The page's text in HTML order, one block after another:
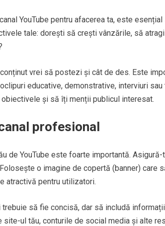
YouTube pentru afacerea ta, este
tale: dorești să crești vânzările, să
vrei să postezi și cât de des. Este
educative, demonstrative, interviuri
și să îți menții publicul interesat.
profesional
de YouTube este foarte importantă.
o imagine de copertă (banner) care
atractivă pentru utilizatori.
trebuie să fie concisă, dar să includă
site-ul tău, conturile de social media și alte